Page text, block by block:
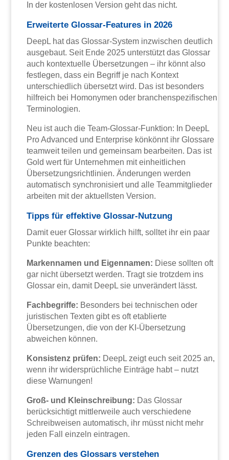
In der kostenlosen Version geht das nicht.
Erweiterte Glossar-Features in 2026
DeepL hat das Glossar-System inzwischen deutlich
ausgebaut. Seit Ende 2025 unterstützt das Glossar
auch kontextuelle Übersetzungen – ihr könnt also
festlegen, dass ein Begriff je nach Kontext
unterschiedlich übersetzt wird. Das ist besonders
hilfreich bei Homonymen oder branchenspezifischen
Terminologien.
Neu ist auch die Team-Glossar-Funktion: In DeepL
Pro Advanced und Enterprise könkönnt ihr Glossare
teamweit teilen und gemeinsam bearbeiten. Das ist
Gold wert für Unternehmen mit einheitlichen
Übersetzungsrichtlinien. Änderungen werden
automatisch synchronisiert und alle Teammitglieder
arbeiten mit der aktuellsten Version.
Tipps für effektive Glossar-Nutzung
Damit euer Glossar wirklich hilft, solltet ihr ein paar
Punkte beachten:
Markennamen und Eigennamen: Diese sollten oft
gar nicht übersetzt werden. Tragt sie trotzdem ins
Glossar ein, damit DeepL sie unverändert lässt.
Fachbegriffe: Besonders bei technischen oder
juristischen Texten gibt es oft etablierte
Übersetzungen, die von der KI-Übersetzung
abweichen können.
Konsistenz prüfen: DeepL zeigt euch seit 2025 an,
wenn ihr widersprüchliche Einträge habt – nutzt
diese Warnungen!
Groß- und Kleinschreibung: Das Glossar
berücksichtigt mittlerweile auch verschiedene
Schreibweisen automatisch, ihr müsst nicht mehr
jeden Fall einzeln eintragen.
Grenzen des Glossars verstehen